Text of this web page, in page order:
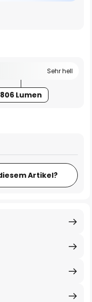
Sehr hell
806 Lumen
Artikel?